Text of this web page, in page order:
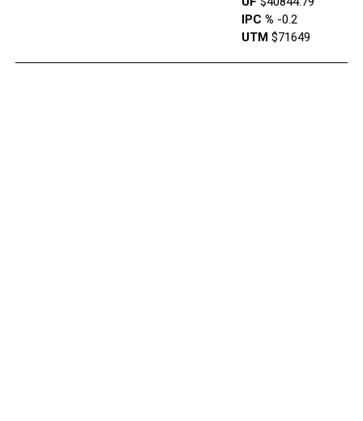
IPC % -0.2
UTM$71649